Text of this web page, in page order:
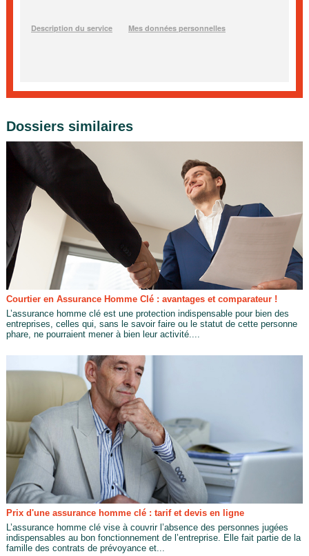
Dossiers similaires
Courtier en Assurance Homme Clé : avantages et comparateur !
L’assurance homme clé est une protection indispensable pour bien des
entreprises, celles qui, sans le savoir faire ou le statut de cette personne
phare, ne pourraient mener à bien leur activité....
Prix d'une assurance homme clé : tarif et devis en ligne
L’assurance homme clé vise à couvrir l’absence des personnes jugées
indispensables au bon fonctionnement de l’entreprise. Elle fait partie de la
famille des contrats de prévoyance et...